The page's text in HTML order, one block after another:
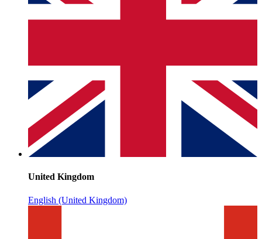
United Kingdom
English (United Kingdom)